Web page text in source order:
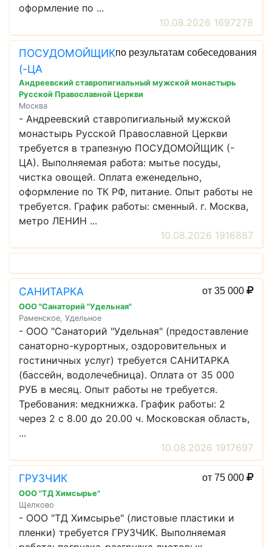
оформление по ...
10.08.2026 1697278
ПОСУДОМОЙЩИК
(-ЦА
по результатам собеседования
Андреевский ставропигиальный мужской монастырь
Русской Православной Церкви
Москва
- Андреевский ставропигиальный мужской
монастырь Русской Православной Церкви
требуется в трапезную ПОСУДОМОЙЩИК (-
ЦА). Выполняемая работа: мытье посуды,
чистка овощей. Оплата еженедельно,
оформление по ТК РФ, питание. Опыт работы не
требуется. График работы: сменный. г. Москва,
метро ЛЕНИН ...
10.08.2026 1916887
САНИТАРКА от 35 000
ООО "Санаторий "Удельная"
Раменское, Удельное
- ООО "Санаторий "Удельная" (предоставление
санаторно-курортных, оздоровительных и
гостиничных услуг) требуется САНИТАРКА
(бассейн, водолечебница). Оплата от 35 000
РУБ в месяц. Опыт работы не требуется.
Требования: медкнижка. График работы: 2
через 2 с 8.00 до 20.00 ч. Московская область,
...
10.08.2026 1917697
ГРУЗЧИК от 75 000
ООО "ТД Химсырье"
Щелково
- ООО "ТД Химсырье" (листовые пластики и
пленки) требуется ГРУЗЧИК. Выполняемая